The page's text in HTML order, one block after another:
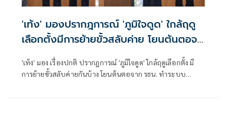
'เท้ง' มองปรากฎการณ์ 'ภูมิใจดูด' ใกล้ฤดู
เลือกตั้งมีการย้ายขั้วสลับค่าย โยนต้นตอจา
'เท้ง' มอง เรื่องปกติ ปรากฎการณ์ 'ภูมิใจดูด' ใกล้ฤดูเลือกตั้ง มี
การย้ายขั้วสลับค่ายกันบ้าง โยนต้นตอจาก รธน. ทำระบบ